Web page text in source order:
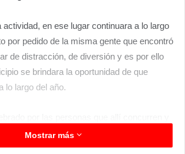
en ese lugar continuara a lo largo
por pedido de la misma gente que encontró
de distracción, de diversión y es por ello
se brindara la oportunidad de que
lo largo del año.
que les abre la posibilidad de
resto del año con la propuesta gratuita para
Mostrar más